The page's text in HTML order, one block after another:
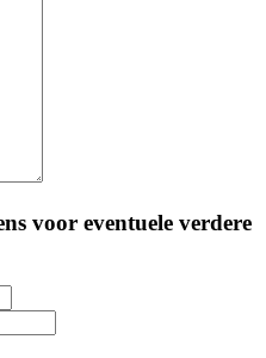
voor eventuele verdere